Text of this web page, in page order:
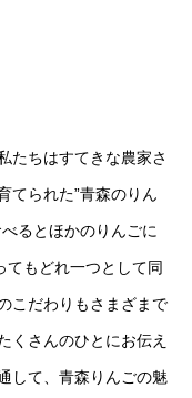
たちはすてきな農家さ
てられた”青森のりん
るとほかのりんごに
てもどれ一つとして同
こだわりもさまざまで
くさんのひとにお伝え
して、青森りんごの魅